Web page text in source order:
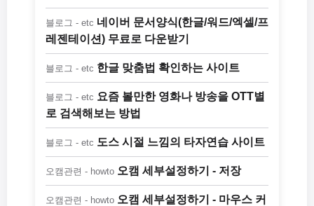
블로그 - etc 네이버 문서양식(한글/워드/엑셀/프
레젠테이션) 무료로 다운받기
블로그 - etc 한글 맞춤법 확인하는 사이트
블로그 - etc 요즘 볼만한 영화나 방송을 OTT별
로 검색해보는 방법
블로그 - etc 도스 시절 느낌의 타자연습 사이트
오캠관련 - howto 오캠 세부설정하기 - 저장
오캠관련 - howto 오캠 세부설정하기 - 마우스 커